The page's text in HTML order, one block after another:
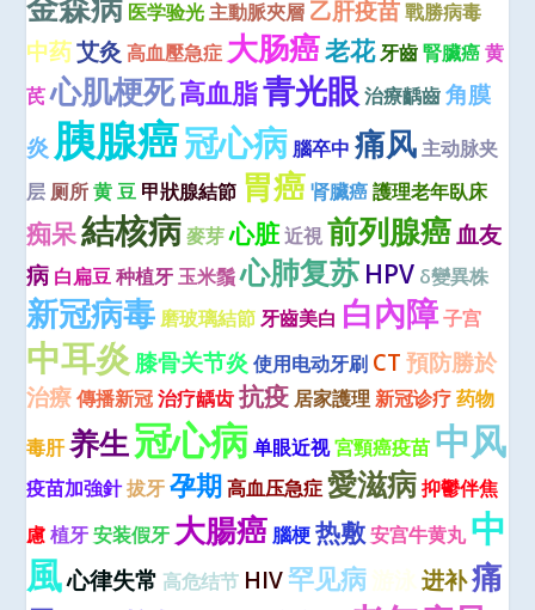
医学验光 主動脈夾層 乙肝疫苗 戰勝病毒
中药艾灸 高血壓急症 大肠癌老花牙齒 腎臟癌 黄
芪 心肌梗死高血脂青光眼 治療齲齒 角膜
炎 胰腺癌冠心病 腦卒中 痛风 主动脉夹
层 厕所 黄 豆 甲狀腺結節 胃癌 肾臟癌 護理老年臥床
痴呆結核病 麥芽 心脏近視 前列腺癌血友
病 白扁豆 种植牙 玉米鬚 心肺复苏 HPV δ變異株
新冠病毒 磨玻璃結節 牙齒美白 白內障子宫
中耳炎 膝骨关节炎 使用电动牙刷 CT 預防勝於
治療 傳播新冠 治疗龋齿 抗疫 居家護理 新冠诊疗 药物
毒肝养生冠心病 单眼近视宮頸癌疫苗 中风
疫苗加強針拔牙 孕期 高血压急症 愛滋病 抑鬱伴焦
慮 植牙 安装假牙 大腸癌 腦梗 热敷 安宫牛黄丸 中
風心律失常 高危结节 HIV罕见病 进补痛